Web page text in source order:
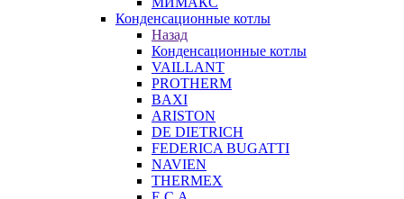
Конденсационные котлы
Назад
Конденсационные котлы
VAILLANT
PROTHERM
BAXI
ARISTON
DE DIETRICH
FEDERICA BUGATTI
NAVIEN
THERMEX